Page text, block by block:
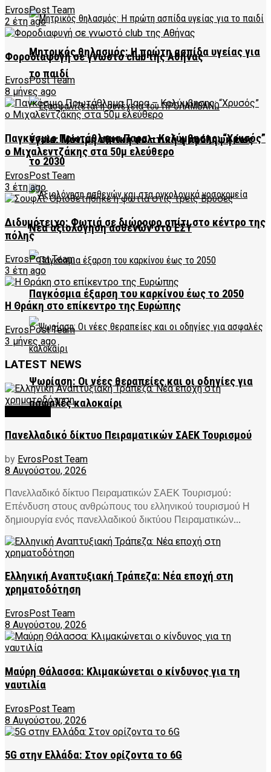
Μητρικός θηλασμός: Η πρώτη ασπίδα υγείας για
το παιδί
Υγεία: Μόνιμη εθνική πολιτική η πρόληψη έως
το 2030
Νέα αξιολόγηση ασθενών στο ΕΣΥ
Παγκόσμια έξαρση του καρκίνου έως το 2050
Ψωρίαση: Οι νέες θεραπείες και οι οδηγίες για
ασφαλές καλοκαίρι
EvrosPost Team
2 έτη ago
Φοροδιαφυγή σε γνωστό club της Αθήνας
EvrosPost Team
8 μήνες ago
Παγκόσμιο Πρωτάθλημα Παρα – Κολύμβησης: “Χρυσός”
ο Μιχαλεντζάκης στα 50μ ελεύθερο
EvrosPost Team
3 έτη ago
Διδυμότειχο: Φωτιά σε διώροφο σπίτι στο κέντρο της
πόλης
EvrosPost Team
3 έτη ago
Η Θράκη στο επίκεντρο της Ευρώπης
EvrosPost Team
3 μήνες ago
LATEST NEWS
Πανελλαδικό δίκτυο Πειραματικών ΣΑΕΚ Τουρισμού
by EvrosPost Team
8 Αυγούστου, 2026
Πανελλαδικό δίκτυο Πειραματικών ΣΑΕΚ Τουρισμού:
Επένδυση στους ανθρώπους του ελληνικού τουρισμού Η
δημιουργία ενός πανελλαδικού δικτύου Πειραματικών...
Ελληνική Αναπτυξιακή Τράπεζα: Νέα εποχή στη
χρηματοδότηση
EvrosPost Team
8 Αυγούστου, 2026
Μαύρη Θάλασσα: Κλιμακώνεται ο κίνδυνος για τη
ναυτιλία
EvrosPost Team
8 Αυγούστου, 2026
5G στην Ελλάδα: Στον ορίζοντα το 6G